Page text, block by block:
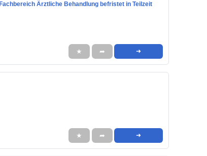
Ärztliche Behandlung befristet in Teilzeit
★ ➦ ➜
★ ➦ ➜